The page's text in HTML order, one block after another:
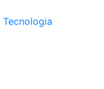
Tecnologia